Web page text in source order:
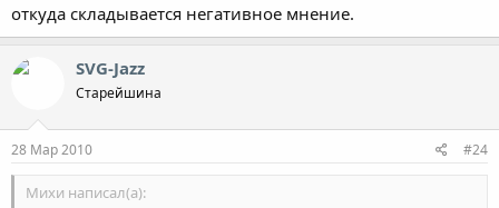
откуда складывается негативное мнение.
SVG-Jazz
Старейшина
28 Мар 2010 #24
Михи написал(а):